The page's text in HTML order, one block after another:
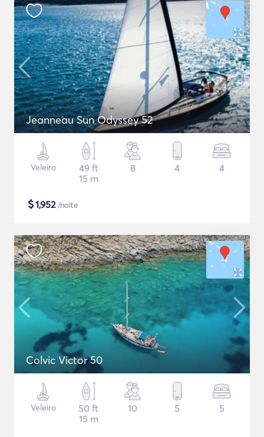
Jeanneau Sun Odyssey 52
Veleiro
49 ft
15 m
8 4 4
$1,952/noite
Colvic Victor 50
Veleiro
50 ft
15 m
10 5 5